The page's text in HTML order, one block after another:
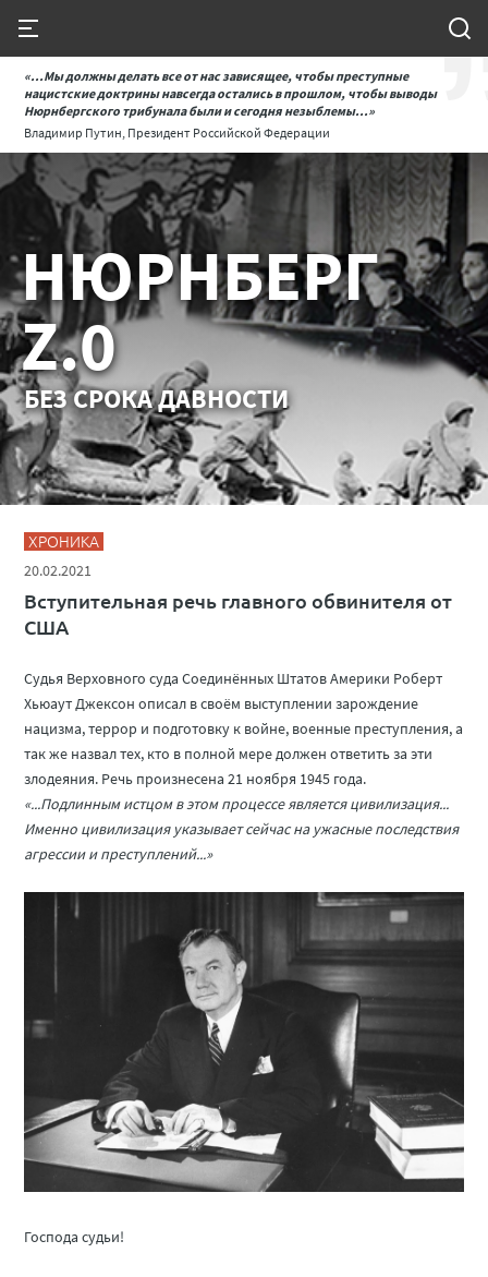
«...Мы должны делать все от нас зависящее, чтобы преступные
нацистские доктрины навсегда остались в прошлом, чтобы выводы
Нюрнбергского трибунала были и сегодня незыблемы...»
Владимир Путин, Президент Российской Федерации
НЮРНБЕРГ
Z.0
БЕЗ СРОКА ДАВНОСТИ
ХРОНИКА
20.02.2021
Вступительная речь главного обвинителя от
США
Судья Верховного суда Соединённых Штатов Америки Роберт
Хьюаут Джексон описал в своём выступлении зарождение
нацизма, террор и подготовку к войне, военные преступления, а
так же назвал тех, кто в полной мере должен ответить за эти
злодеяния. Речь произнесена 21 ноября 1945 года.
«...Подлинным истцом в этом процессе является цивилизация...
Именно цивилизация указывает сейчас на ужасные последствия
агрессии и преступлений...»
Господа судьи!